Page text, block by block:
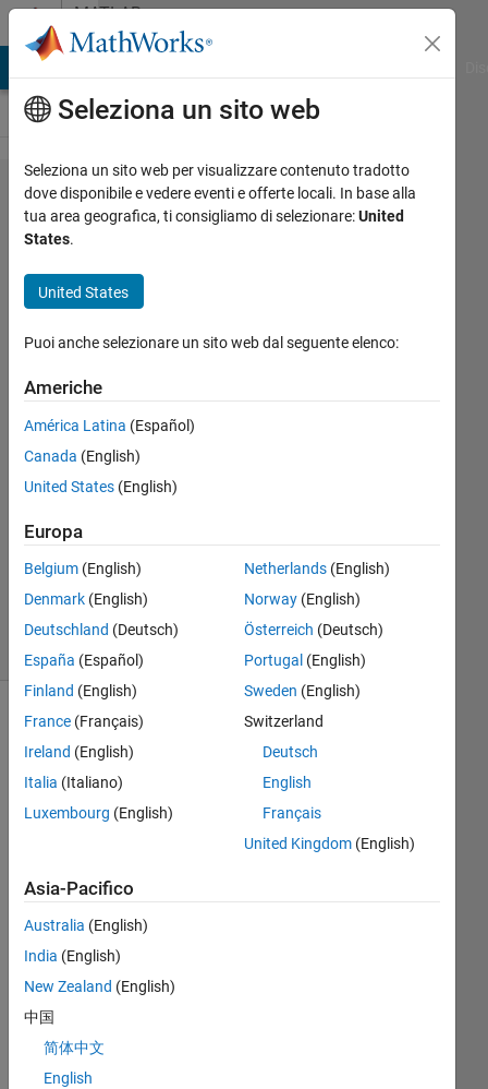
Vai al contenutoMATLAB
Answers
fitting
function with
parameters
gianluca
27 Feb
2013
2
accettata
4
Visualizzazioni
(30 giorni)
Hi
guy
s,
I
am
fitti
ng
diffr
acti
Seleziona un sito web
Seleziona un sito web per visualizzare contenuto tradotto
dove disponibile e vedere eventi e offerte locali. In base alla
tua area geografica, ti consigliamo di selezionare:United
States.
United States
Puoi anche selezionare un sito web dal seguente elenco:
Americhe
América Latina (Español)
Canada (English)
United States (English)
Europa
Belgium (English)
Denmark (English)
Deutschland (Deutsch)
España (Español)
Finland (English)
France (Français)
Ireland (English)
Italia (Italiano)
Luxembourg (English)
Netherlands(English)
Norway(English)
Österreich (Deutsch)
Portugal (English)
Sweden (English)
Switzerland
Deutsch
English
Français
United Kingdom(English)
Asia-Pacifico
Australia (English)
India (English)
New Zealand (English)
中国
简体中文
English